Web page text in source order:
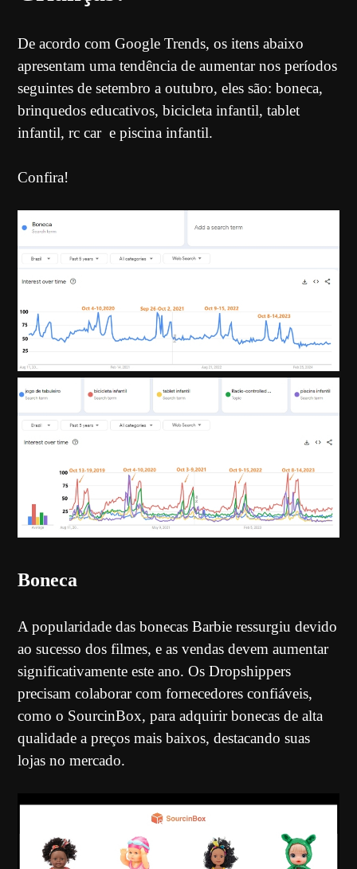
De acordo com Google Trends, os itens abaixo
apresentam uma tendência de aumentar nos períodos
seguintes de setembro a outubro, eles são: boneca,
brinquedos educativos, bicicleta infantil, tablet
infantil, rc car e piscina infantil.
Confira!
Boneca
A popularidade das bonecas Barbie ressurgiu devido
ao sucesso dos filmes, e as vendas devem aumentar
significativamente este ano. Os Dropshippers
precisam colaborar com fornecedores confiáveis,
como o SourcinBox, para adquirir bonecas de alta
qualidade a preços mais baixos, destacando suas
lojas no mercado.